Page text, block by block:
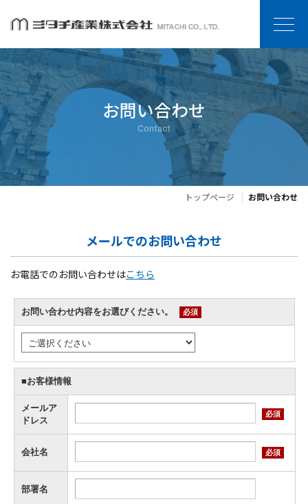
お問い合わせ
Contact
トップページ お問い合わせ
メールでのお問い合わせ
お電話でのお問い合わせはこちら
お問い合わせ内容をお選びください。 必須
■お客様情報
メールア
ドレス
必須
会社名 必須
部署名